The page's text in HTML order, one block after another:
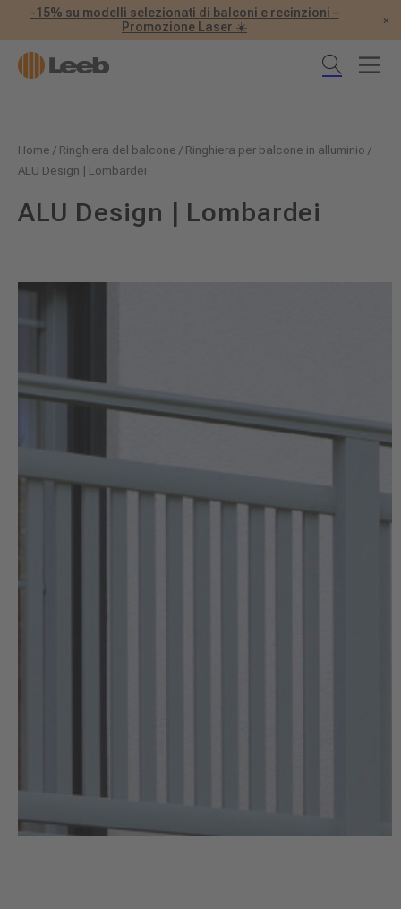
-15% su modelli selezionati di balconi e recinzioni –
Promozione Laser ☀️
×
Home / Ringhiera del balcone / Ringhiera per balcone in alluminio /
ALU Design | Lombardei
ALU Design | Lombardei